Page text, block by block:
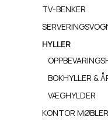
TV-BENKER
HYLLER
BOKHYLLER &
VÆGHYLDER
KONTOR MØBLER